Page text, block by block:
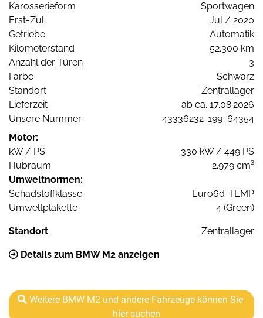
Karosserieform
Sportwagen
Erst-Zul.
Jul / 2020
Getriebe
Automatik
Kilometerstand
52.300 km
Anzahl der Türen
3
Farbe
Schwarz
Standort
Zentrallager
Lieferzeit
ab ca. 17.08.2026
Unsere Nummer
43336232-199_64354
Motor:
kW / PS
330 kW / 449 PS
Hubraum
2.979 cm³
Umweltnormen:
Schadstoffklasse
Euro6d-TEMP
Umweltplakette
4 (Green)
Standort Zentrallager
Details zum BMW M2 anzeigen
Weitere BMW M2 und andere Fahrzeuge können Sie
hier suchen